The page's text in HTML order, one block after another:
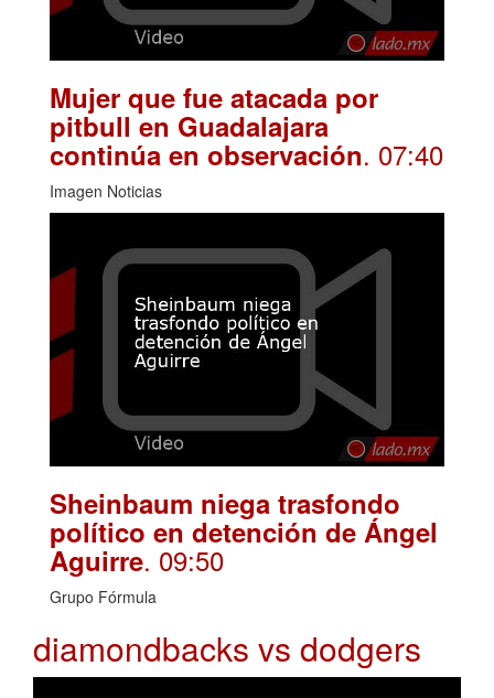
Mujer que fue atacada por
pitbull en Guadalajara
continúa en observación. 07:40
Imagen Noticias
Sheinbaum niega trasfondo
político en detención de Ángel
Aguirre. 09:50
Grupo Fórmula
diamondbacks vs dodgers